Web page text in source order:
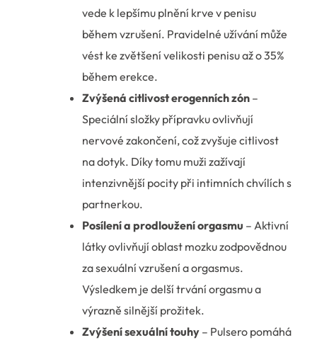
vede k lepšímu plnění krve v penisu
během vzrušení. Pravidelné užívání může
vést ke zvětšení velikosti penisu až o 35%
během erekce.
Zvýšená citlivost erogenních zón –
Speciální složky přípravku ovlivňují
nervové zakončení, což zvyšuje citlivost
na dotyk. Díky tomu muži zažívají
intenzivnější pocity při intimních chvílích s
partnerkou.
Posílení a prodloužení orgasmu – Aktivní
látky ovlivňují oblast mozku zodpovědnou
za sexuální vzrušení a orgasmus.
Výsledkem je delší trvání orgasmu a
výrazně silnější prožitek.
Zvýšení sexuální touhy – Pulsero pomáhá